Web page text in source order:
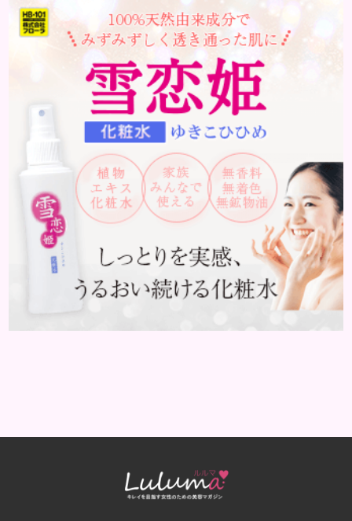
働きます。そのため、皮脂の分泌量が増えて炎症が起
きやすくなります。さらに、血行不良になり栄養が行
き届きません。ストレス解消は、頭皮の健康に大切
です。 アトピー性皮膚炎 頭皮が赤い状態は、アトピ
ー皮膚炎の可能...